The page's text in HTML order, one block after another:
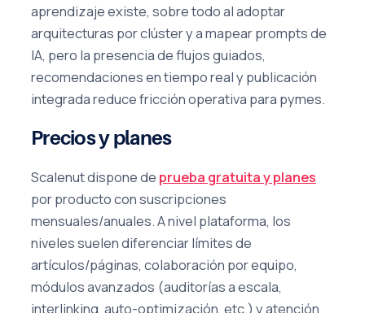
aprendizaje existe, sobre todo al adoptar
arquitecturas por clúster y a mapear prompts de
IA, pero la presencia de flujos guiados,
recomendaciones en tiempo real y publicación
integrada reduce fricción operativa para pymes.
Precios y planes
Scalenut dispone de prueba gratuita y planes
por producto con suscripciones
mensuales/anuales. A nivel plataforma, los
niveles suelen diferenciar límites de
artículos/páginas, colaboración por equipo,
módulos avanzados (auditorías a escala,
interlinking, auto-optimización, etc.) y atención